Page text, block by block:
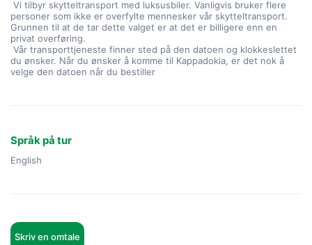
personer som ikke er overfylte mennesker vår skytteltransport.
Grunnen til at de tar dette valget er at det er billigere enn en
privat overføring.
du ønsker. Når du ønsker å komme til Kappadokia, er det nok å
velge den datoen når du bestiller
Språk på tur
English
Skriv en omtale